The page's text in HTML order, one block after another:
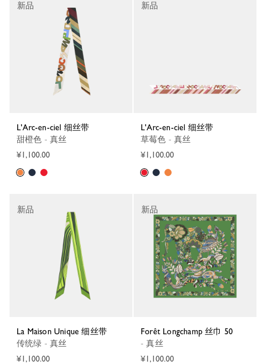
L'Arc-en-ciel 细丝带
甜橙色 - 真丝
¥1,100.00
新品
L'Arc-en-ciel 细丝带
草莓色 - 真丝
¥1,100.00
新品
La Maison Unique 细丝带
传统绿 - 真丝
¥1,100.00
新品
Forêt Longchamp 丝巾 50
- 真丝
¥1,100.00
新品